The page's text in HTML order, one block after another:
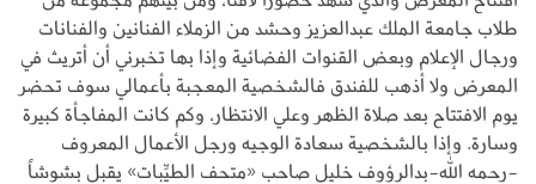
طلاب جامعة الملك عبدالعزيز وحشد من الزملاء الفنانين والفنانات
ورجال الإعلام وبعض القنوات الفضائية وإذا بها تخبرني أن أتريث في
المعرض ولا أذهب للفندق فالشخصية المعجبة بأعمالي سوف تحضر
يوم الافتتاح بعد صلاة الظهر وعلي الانتظار، وكم كانت المفاجأة كبيرة
وسارة. وإذا بالشخصية سعادة الوجيه ورجل الأعمال المعروف
-رحمه الله-بدالرؤوف خليل صاحب «متحف الطيِّبات» يقبل بشوشاً